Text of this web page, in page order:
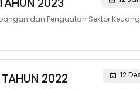
2023
dan Penguatan Sektor
2022
12